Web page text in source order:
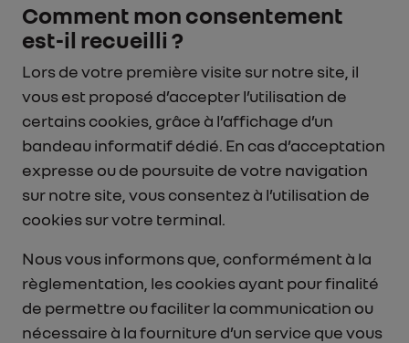
Comment mon consentement
est-il recueilli ?
Lors de votre première visite sur notre site, il
vous est proposé d’accepter l’utilisation de
certains cookies, grâce à l’affichage d’un
bandeau informatif dédié. En cas d’acceptation
expresse ou de poursuite de votre navigation
sur notre site, vous consentez à l’utilisation de
cookies sur votre terminal.
Nous vous informons que, conformément à la
règlementation, les cookies ayant pour finalité
de permettre ou faciliter la communication ou
nécessaire à la fourniture d’un service que vous